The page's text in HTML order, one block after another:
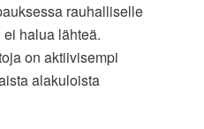
rauhalliselle
halua lähteä.
on aktiivisempi
alakuloista